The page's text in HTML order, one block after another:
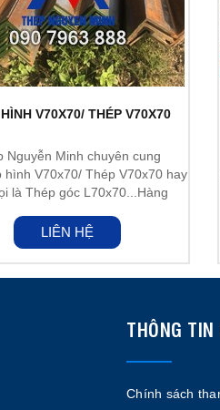
V70X70/ THÉP V70X70
Nguyễn Minh chuyên cung
hình V70x70/ Thép V70x70 hay
là Thép góc L70x70...Hàng
LIÊN HỆ
THÔNG TIN
Chính sách